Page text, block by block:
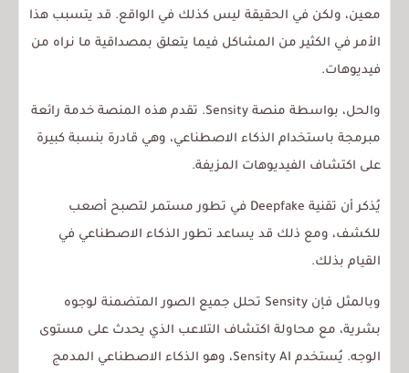
معين، ولكن في الحقيقة ليس كذلك في الواقع. قد يتسبب هذا
الأمر في الكثير من المشاكل فيما يتعلق بمصداقية ما نراه من
فيديوهات.
والحل، بواسطة منصة Sensity. تقدم هذه المنصة خدمة رائعة
مبرمجة باستخدام الذكاء الاصطناعي، وهي قادرة بنسبة كبيرة
على اكتشاف الفيديوهات المزيفة.
يُذكر أن تقنية Deepfake في تطور مستمر لتصبح أصعب
للكشف، ومع ذلك قد يساعد تطور الذكاء الاصطناعي في
القيام بذلك.
وبالمثل فإن Sensity تحلل جميع الصور المتضمنة لوجوه
بشرية، مع محاولة اكتشاف التلاعب الذي يحدث على مستوى
الوجه. يُستخدم Sensity AI، وهو الذكاء الاصطناعي المدمج